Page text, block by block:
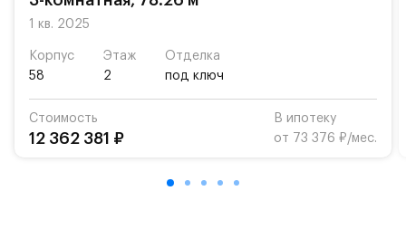
«Жуковка».
парковки.
Территория квартала приватная, въезд
осуществляется по пропускам.#yan19-2r1413783#
1 кв. 2025
Корпус
58
Этаж
2
Отделка
под ключ
Стоимость
12 362 381 ₽
В ипотеку
от 73 376 ₽/мес.